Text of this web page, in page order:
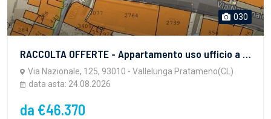
030
RACCOLTA OFFERTE - Appartamento uso ufficio a Vallelunga Pratameno (CL), Via Nazionale 125/c - LOTTO 5 - vendita telematica sulla piattaforma www.gobidreal.it n.32408.5
Via Nazionale, 125, 93010 - Vallelunga Pratameno(CL)
data asta: 24.08.2026
da €46.370